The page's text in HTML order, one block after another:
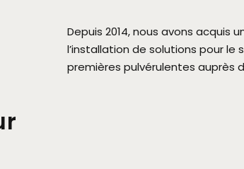
Depuis 2014, nous avons acquis
l’installation de solutions pour
premières pulvérulentes auprès